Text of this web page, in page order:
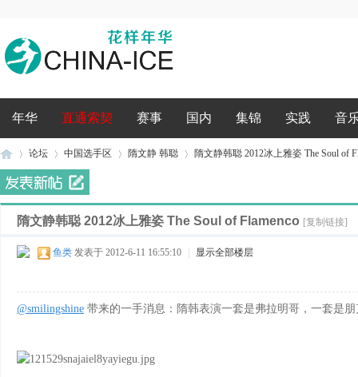
年华 直通索契 赛事 国内 集锦 实践 音
论坛
›
中国选手区
›
隋文静 韩聪
›
隋文静韩聪 2012冰上雅姿 The Soul of
隋文静韩聪 2012冰上雅姿 The Soul of Flamenco [复制链接]
鱼类 发表于 2012-6-11 16:55:10 显示全部楼层
@smilingshine 带来的一手消息：隋韩表演一套是弗拉明哥，一套是